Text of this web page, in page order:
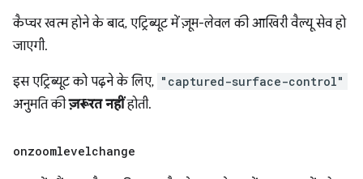
कैप्चर खत्म होने के बाद, एट्रिब्यूट में ज़ूम-लेवल की आखिरी वैल्यू सेव हो
जाएगी.
इस एट्रिब्यूट को पढ़ने के लिए, "captured-surface-control"
अनुमति कीज़रूरत नहींहोती.
onzoomlevelchange